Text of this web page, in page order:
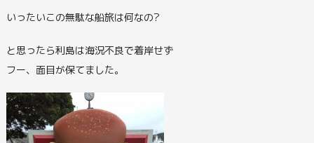
いったいこの無駄な船旅は何なの?
と思ったら利島は海況不良で着岸せず
フー、面目が保てました。